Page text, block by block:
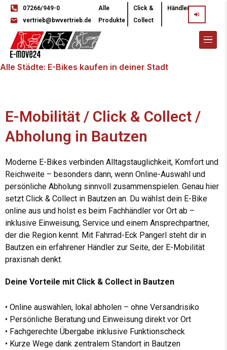
07266/949-0
vertrieb@bwvertrieb.de
Alle
Produkte
Click &
Collect
Händler
Alle Städte: E-Bikes kaufen in deiner Stadt
E-Mobilität / Click & Collect /
Abholung in Bautzen
Moderne E-Bikes verbinden Alltagstauglichkeit, Komfort und
Reichweite – besonders dann, wenn Online-Auswahl und
persönliche Abholung sinnvoll zusammenspielen. Genau hier
setzt Click & Collect in Bautzen an. Du wählst dein E-Bike
online aus und holst es beim Fachhändler vor Ort ab –
inklusive Einweisung, Service und einem Ansprechpartner,
der die Region kennt. Mit Fahrrad-Eck Pangerl steht dir in
Bautzen ein erfahrener Händler zur Seite, der E-Mobilität
praxisnah denkt.
Deine Vorteile mit Click & Collect in Bautzen
• Online auswählen, lokal abholen – ohne Versandrisiko
• Persönliche Beratung und Einweisung direkt vor Ort
• Fachgerechte Übergabe inklusive Funktionscheck
• Kurze Wege dank zentralem Standort in Bautzen